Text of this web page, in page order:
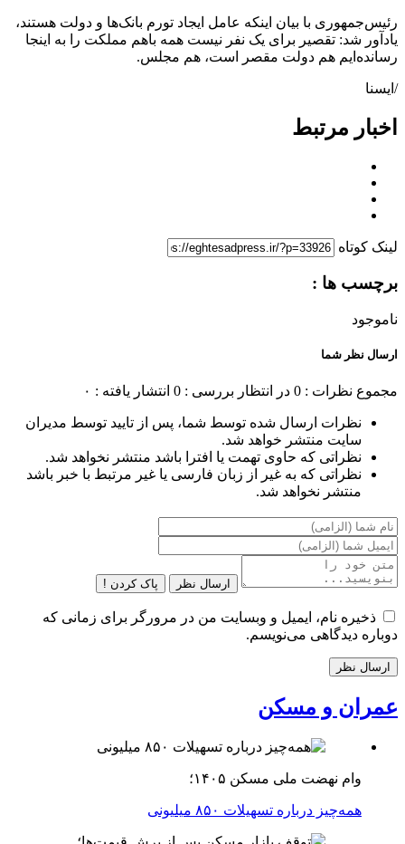
رئیس‌جمهوری با بیان اینکه عامل ایجاد تورم بانک‌ها و دولت هستند،
یادآور شد: تقصیر برای یک نفر نیست همه باهم مملکت را به اینجا
رسانده‌ایم هم دولت مقصر است، هم مجلس.
/ایسنا
اخبار مرتبط
لینک کوتاه
برچسب ها :
ناموجود
ارسال نظر شما
مجموع نظرات : 0 در انتظار بررسی : 0 انتشار یافته : ۰
نظرات ارسال شده توسط شما، پس از تایید توسط مدیران
سایت منتشر خواهد شد.
نظراتی که حاوی تهمت یا افترا باشد منتشر نخواهد شد.
نظراتی که به غیر از زبان فارسی یا غیر مرتبط با خبر باشد
منتشر نخواهد شد.
ارسال نظر پاک کردن !
ذخیره نام، ایمیل و وبسایت من در مرورگر برای زمانی که
دوباره دیدگاهی می‌نویسم.
عمران و مسکن
وام نهضت ملی مسکن ۱۴۰۵؛
همه‌چیز درباره تسهیلات ۸۵۰ میلیونی